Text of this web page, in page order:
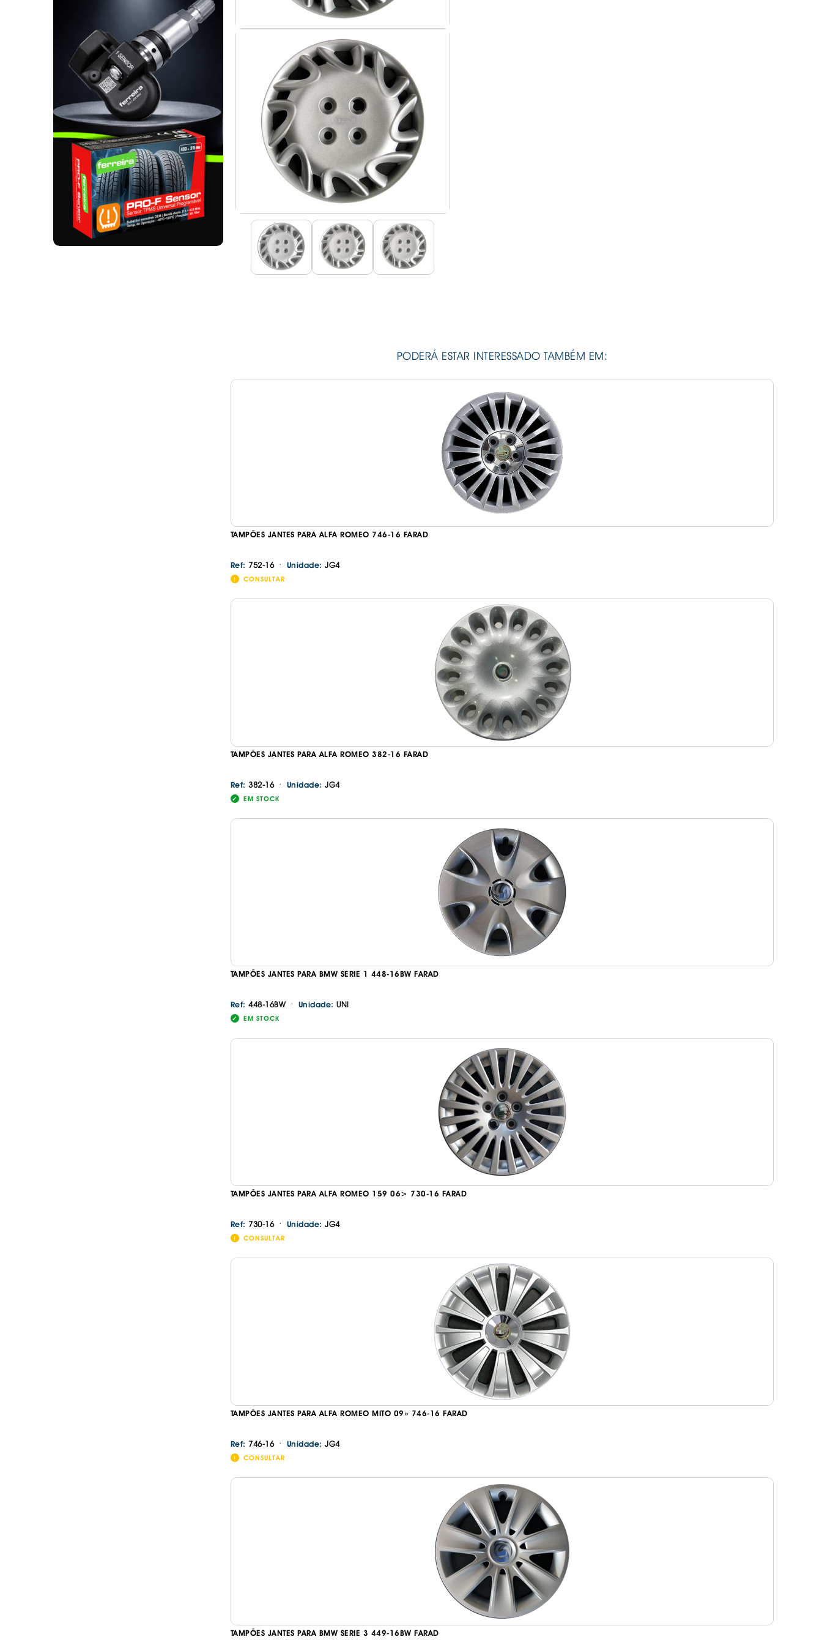
. TAMPÕES JANTES
. TAPETES ORIGINAIS BORRACHA
PESADOS E CARAVANAS
. TAPETES ORIGINAIS BORRACHA 3D
. TAPETES ORIGINAIS BORRACHA
. TAPETES UNIVERSAIS ALCATIFA
. TAPETES UNIVERSAIS ALCATIFA
. TAPETES UNIVERSAIS BORRACHA
. TAPETES UNIVERSAIS BORRACHA
MALA
PODERÁ ESTAR INTERESSADO TAMBÉM EM:
TAMPÕES JANTES PARA ALFA ROMEO 746-16 FARAD
Ref: 752-16 · Unidade: JG4
CONSULTAR
TAMPÕES JANTES PARA ALFA ROMEO 382-16 FARAD
Ref: 382-16 · Unidade: JG4
EM STOCK
TAMPÕES JANTES PARA BMW SERIE 1 448-16BW FARAD
Ref: 448-16BW · Unidade: UNI
EM STOCK
TAMPÕES JANTES PARA ALFA ROMEO 159 06> 730-16 FARAD
Ref: 730-16 · Unidade: JG4
CONSULTAR
TAMPÕES JANTES PARA ALFA ROMEO MITO 09» 746-16 FARAD
Ref: 746-16 · Unidade: JG4
CONSULTAR
TAMPÕES JANTES PARA BMW SERIE 3 449-16BW FARAD
Ir para o carrinho